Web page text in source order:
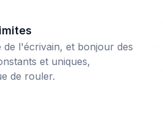
l'écrivain, et bonjour des
et uniques,
de rouler.